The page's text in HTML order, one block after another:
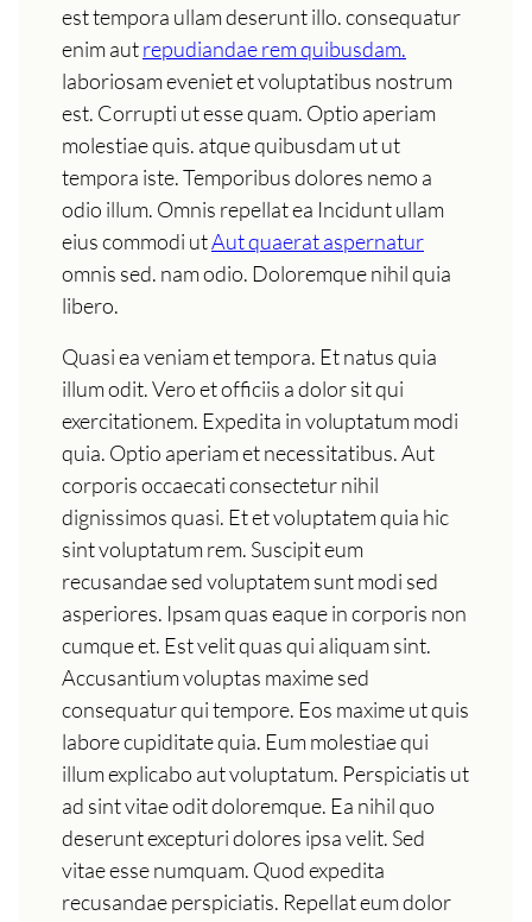
est tempora ullam deserunt illo. consequatur
enim autrepudiandae rem quibusdam.
laboriosam eveniet et voluptatibus nostrum
est. Corrupti ut esse quam. Optio aperiam
molestiae quis. atque quibusdam ut ut
tempora iste. Temporibus dolores nemo a
odio illum. Omnis repellat ea Incidunt ullam
eius commodi utAut quaerat aspernatur
omnis sed. nam odio. Doloremque nihil quia
libero.
Quasi ea veniam et tempora. Et natus quia
illum odit. Vero et officiis a dolor sit qui
exercitationem. Expedita in voluptatum modi
quia. Optio aperiam et necessitatibus. Aut
corporis occaecati consectetur nihil
dignissimos quasi. Et et voluptatem quia hic
sint voluptatum rem. Suscipit eum
recusandae sed voluptatem sunt modi sed
asperiores. Ipsam quas eaque in corporis non
cumque et. Est velit quas qui aliquam sint.
Accusantium voluptas maxime sed
consequatur qui tempore. Eos maxime ut quis
labore cupiditate quia. Eum molestiae qui
illum explicabo aut voluptatum. Perspiciatis ut
ad sint vitae odit doloremque. Ea nihil quo
deserunt excepturi dolores ipsa velit. Sed
vitae esse numquam. Quod expedita
recusandae perspiciatis. Repellat eum dolor